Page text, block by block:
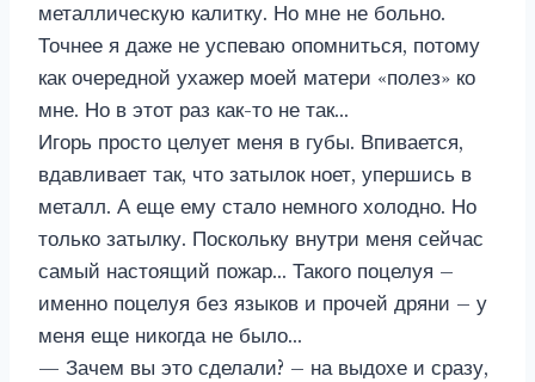
металлическую калитку. Но мне не больно.
Точнее я даже не успеваю опомниться, потому
как очередной ухажер моей матери «полез» ко
мне. Но в этот раз как-то не так…
Игорь просто целует меня в губы. Впивается,
вдавливает так, что затылок ноет, упершись в
металл. А еще ему стало немного холодно. Но
только затылку. Поскольку внутри меня сейчас
самый настоящий пожар… Такого поцелуя –
именно поцелуя без языков и прочей дряни – у
меня еще никогда не было…
— Зачем вы это сделали? – на выдохе и сразу,